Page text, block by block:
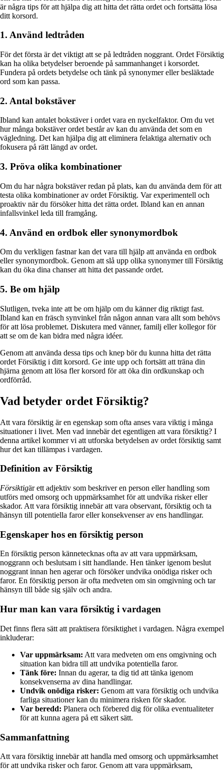
är några tips för att hjälpa dig att hitta det rätta ordet och fortsätta lösa
ditt korsord.
1. Använd ledtråden
För det första är det viktigt att se på ledtråden noggrant. Ordet Försiktig
kan ha olika betydelser beroende på sammanhanget i korsordet.
Fundera på ordets betydelse och tänk på synonymer eller besläktade
ord som kan passa.
2. Antal bokstäver
Ibland kan antalet bokstäver i ordet vara en nyckelfaktor. Om du vet
hur många bokstäver ordet består av kan du använda det som en
vägledning. Det kan hjälpa dig att eliminera felaktiga alternativ och
fokusera på rätt längd av ordet.
3. Pröva olika kombinationer
Om du har några bokstäver redan på plats, kan du använda dem för att
testa olika kombinationer av ordet Försiktig. Var experimentell och
proaktiv när du försöker hitta det rätta ordet. Ibland kan en annan
infallsvinkel leda till framgång.
4. Använd en ordbok eller synonymordbok
Om du verkligen fastnar kan det vara till hjälp att använda en ordbok
eller synonymordbok. Genom att slå upp olika synonymer till Försiktig
kan du öka dina chanser att hitta det passande ordet.
5. Be om hjälp
Slutligen, tveka inte att be om hjälp om du känner dig riktigt fast.
Ibland kan en fräsch synvinkel från någon annan vara allt som behövs
för att lösa problemet. Diskutera med vänner, familj eller kollegor för
att se om de kan bidra med några idéer.
Genom att använda dessa tips och knep bör du kunna hitta det rätta
ordet Försiktig i ditt korsord. Ge inte upp och fortsätt att träna din
hjärna genom att lösa fler korsord för att öka din ordkunskap och
ordförråd.
Vad betyder ordet Försiktig?
Att vara försiktig är en egenskap som ofta anses vara viktig i många
situationer i livet. Men vad innebär det egentligen att vara försiktig? I
denna artikel kommer vi att utforska betydelsen av ordet försiktig samt
hur det kan tillämpas i vardagen.
Definition av Försiktig
Försiktigär ett adjektiv som beskriver en person eller handling som
utförs med omsorg och uppmärksamhet för att undvika risker eller
skador. Att vara försiktig innebär att vara observant, försiktig och ta
hänsyn till potentiella faror eller konsekvenser av ens handlingar.
Egenskaper hos en försiktig person
En försiktig person kännetecknas ofta av att vara uppmärksam,
noggrann och beslutsam i sitt handlande. Hen tänker igenom beslut
noggrant innan hen agerar och försöker undvika onödiga risker och
faror. En försiktig person är ofta medveten om sin omgivning och tar
hänsyn till både sig själv och andra.
Hur man kan vara försiktig i vardagen
Det finns flera sätt att praktisera försiktighet i vardagen. Några exempel
inkluderar:
Var uppmärksam: Att vara medveten om ens omgivning och
situation kan bidra till att undvika potentiella faror.
Tänk före: Innan du agerar, ta dig tid att tänka igenom
konsekvenserna av dina handlingar.
Undvik onödiga risker: Genom att vara försiktig och undvika
farliga situationer kan du minimera risken för skador.
Var beredd: Planera och förbered dig för olika eventualiteter
för att kunna agera på ett säkert sätt.
Sammanfattning
Att vara försiktig innebär att handla med omsorg och uppmärksamhet
för att undvika risker och faror. Genom att vara uppmärksam,